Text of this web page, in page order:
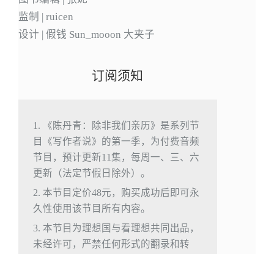
监制 | ruicen
设计 | 假钱 Sun_mooon 大夹子
订阅须知
1. 《陈丹青：除非我们亲历》是系列节
目《写作者说》的第一季，为付费音频
节目，预计更新11集，每周一、三、六
更新（法定节假日除外）。
2. 本节目定价48元，购买成功后即可永
久性使用该节目所有内容。
3. 本节目为理想国与看理想共同出品，
未经许可，严禁任何形式的翻录和转